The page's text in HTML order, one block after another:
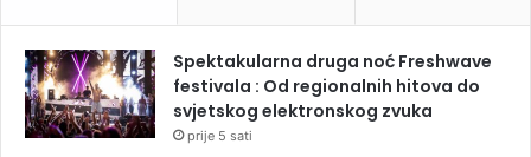
Spektakularna druga noć Freshwave
festivala : Od regionalnih hitova do
svjetskog elektronskog zvuka
prije 5 sati